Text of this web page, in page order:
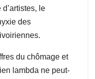
d’artistes, le
des
ivoiriennes.
du chômage et
lambda ne peut-